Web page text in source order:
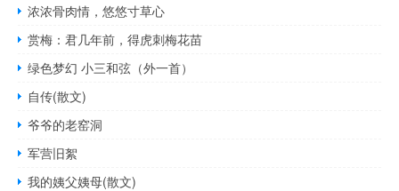
浓浓骨肉情，悠悠寸草心
赏梅：君几年前，得虎刺梅花苗
绿色梦幻 小三和弦（外一首）
自传(散文)
爷爷的老窑洞
军营旧絮
我的姨父姨母(散文)